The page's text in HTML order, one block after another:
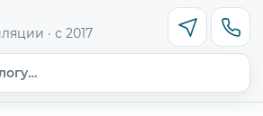
· с 2017